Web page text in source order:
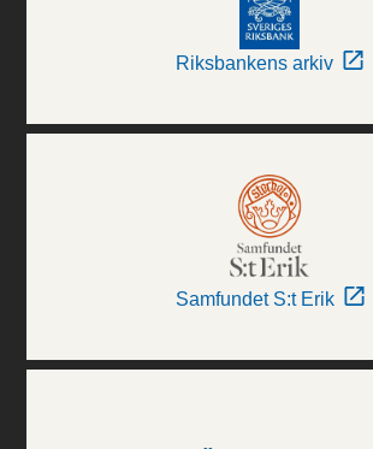
Riksbankens arkiv
Samfundet S:t Erik